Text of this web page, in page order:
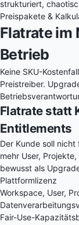
strukturiert,
Preispakete &
Flatrate im
Betrieb
Keine SKU-
Preistreiber.
Flatrate statt
Entitlements
Der Kunde soll
mehr User,
bewusst als
Plattformlizenz
Workspace, User,
Fair-Use-